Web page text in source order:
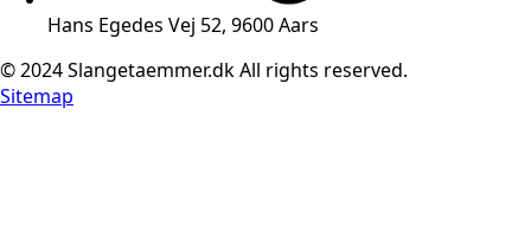
Hans Egedes Vej 52, 9600 Aars
© 2024 Slangetaemmer.dk All rights reserved.
Sitemap